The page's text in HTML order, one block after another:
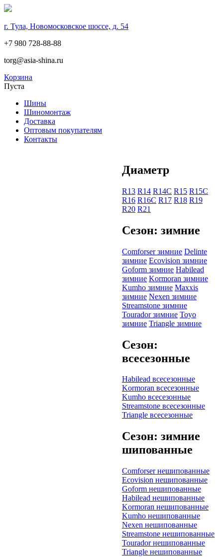
г. Тула, Новомосковское шоссе, д. 54
+7 980 728-88-88
torg@asia-shina.ru
Корзина
Пуста
Шины
Шиномонтаж
Доставка
Оптовым покупателям
Контакты
Диаметр
R13 R14 R14С R15 R15С
R16 R16С R17 R18 R19
R20 R21
Сезон: зимние
Comforser зимние Delinte
зимние Ecovision зимние
Goform зимние Habilead
зимние Kormoran зимние
Kumho зимние Maxxis
зимние Nexen зимние
Streamstone зимние
Tourador зимние Toyo
зимние Triangle зимние
Сезон:
всесезонные
Habilead всесезонные
Kormoran всесезонные
Kumho всесезонные
Streamstone всесезонные
Triangle всесезонные
Сезон: зимние
шипованные
Comforser нешипованные
Ecovision нешипованные
Goform нешипованные
Habilead нешипованные
Kormoran нешипованные
Kumho нешипованные
Nexen нешипованные
Streamstone нешипованные
Tourador нешипованные
Triangle нешипованные